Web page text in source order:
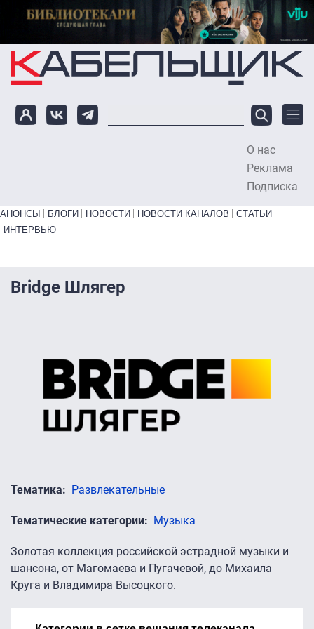
Перейти к основному содержанию
О нас
Реклама
Подписка
Primary links bottom
АНОНСЫ БЛОГИ НОВОСТИ НОВОСТИ КАНАЛОВ
СТАТЬИ
ИНТЕРВЬЮ
Bridge Шлягер
Тематика Развлекательные
Тематические категории Музыка
Золотая коллекция российской эстрадной музыки и
шансона, от Магомаева и Пугачевой, до Михаила
Круга и Владимира Высоцкого.